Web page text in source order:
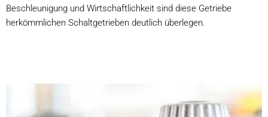
Beschleunigung und Wirtschaftlichkeit sind diese Getriebe
herkömmlichen Schaltgetrieben deutlich überlegen.